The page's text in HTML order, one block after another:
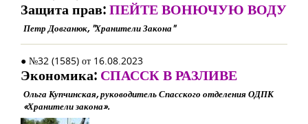
Защита прав:ПЕЙТЕ ВОНЮЧУЮ ВОДУ
Петр Довганюк, "Хранители Закона"
● №32 (1585) от 16.08.2023
Экономика: СПАССК В РАЗЛИВЕ
Ольга Купчинская, руководитель Спасского отделения ОДПК
«Хранители закона».